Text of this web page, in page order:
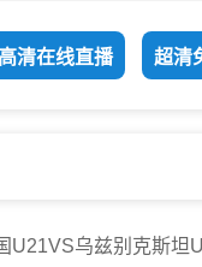
高清在线直播 超清
U21VS乌兹别克斯坦